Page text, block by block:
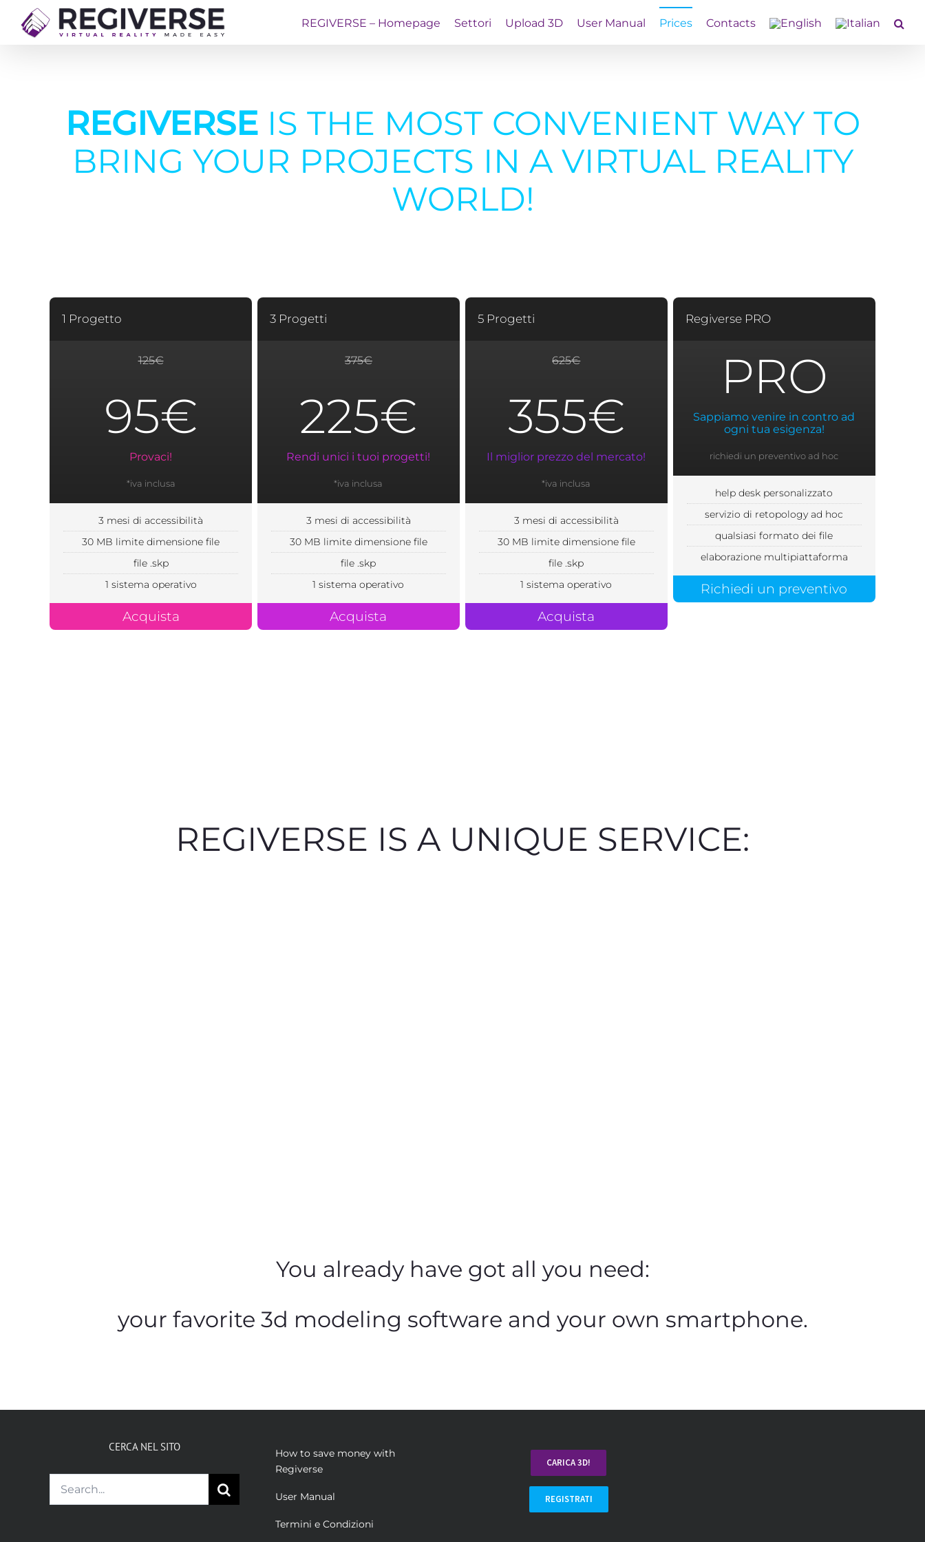
REGIVERSE – Homepage Settori Upload 3D User Manual Prices Contacts
REGIVERSEIS THE MOST CONVENIENT WAY TO
BRING YOUR PROJECTS IN A VIRTUAL REALITY
WORLD!
1 Progetto
125€
95€
Provaci!
*iva inclusa
3 mesi di accessibilità
30 MB limite dimensione file
file .skp
1 sistema operativo
Acquista
3 Progetti
375€
225€
Rendi unici i tuoi progetti!
*iva inclusa
3 mesi di accessibilità
30 MB limite dimensione file
file .skp
1 sistema operativo
Acquista
5 Progetti
625€
355€
Il miglior prezzo del mercato!
*iva inclusa
3 mesi di accessibilità
30 MB limite dimensione file
file .skp
1 sistema operativo
Acquista
Regiverse PRO
PRO
Sappiamo venire in contro ad
ogni tua esigenza!
richiedi un preventivo ad hoc
help desk personalizzato
servizio di retopology ad hoc
qualsiasi formato dei file
elaborazione multipiattaforma
Richiedi un preventivo
REGIVERSE IS A UNIQUE SERVICE:
You already have got all you need:
your favorite 3d modeling software and your own smartphone.
CERCA NEL SITO
Search
for:
How to save money with
Regiverse
User Manual
Termini e Condizioni
CARICA 3D!
REGISTRATI